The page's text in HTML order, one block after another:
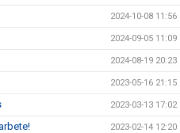
2024-10-08 11:56
2024-09-05 11:09
2024-08-19 20:23
2023-05-16 21:15
2023-03-13 17:02
2023-02-14 12:20